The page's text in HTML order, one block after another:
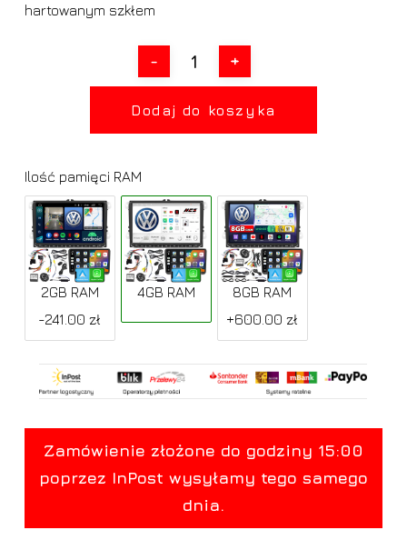
hartowanym szkłem
Dodaj do koszyka
Ilość pamięci RAM
2GB RAM
-241.00 zł
4GB RAM
8GB RAM
+600.00 zł